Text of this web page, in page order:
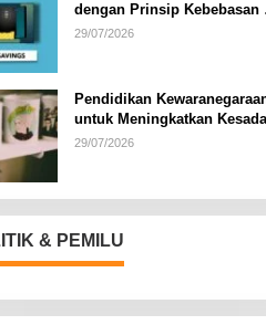
dengan Prinsip Kebebasan
Finansial
29/07/2026
Pendidikan
untuk Meningkatkan
Berbangsa dan Bernegara
29/07/2026
& PEMILU